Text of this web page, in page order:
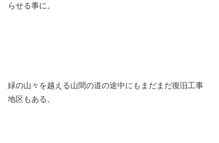
らせる事に。
緑の山々を越える山間の道の途中にもまだまだ復旧工事
地区もある。